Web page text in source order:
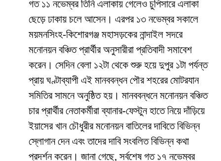
গত ১১ নভেম্বর তিনি এলাকায় গেলেও চুপিসারে এলাকা
ছেড়ে ঢাকায় চলে আসেন। এরপর ১৩ নভেম্বর সকালে
ময়মনসিংহ-কিশোরগঞ্জ মহাসড়কের নান্দাইল সদরে
মনোনয়ন বঞ্চিত প্রার্থীর অনুসারীরা প্রতিবাদী সমাবেশ
করেন। সেদিন বেলা ১২টা থেকে শুরু হয়ে দুপুর ১টা পর্যন্ত
প্রায় ঘণ্টাব্যাপী এই মানববন্ধন পৌর শহরের মোটরযান
সমিতির সামনে অনুষ্ঠিত হয়। মানববন্ধনে মনোনয়ন বঞ্চিত
চার প্রার্থীর নেতাকর্মীরা ব্যানার-ফেস্টুন হাতে নিয়ে দাঁড়িয়ে
ইয়াসের খান চৌধুরীর মনোনয়ন বাতিলের দাবিতে বিভিন্ন
স্লোগান দেন এবং তাদের দাবি সংবলিত বিভিন্ন কথা
প্রদর্শন করেন। জানা গেছে, সর্বশেষ গত ১৭ নভেম্বর